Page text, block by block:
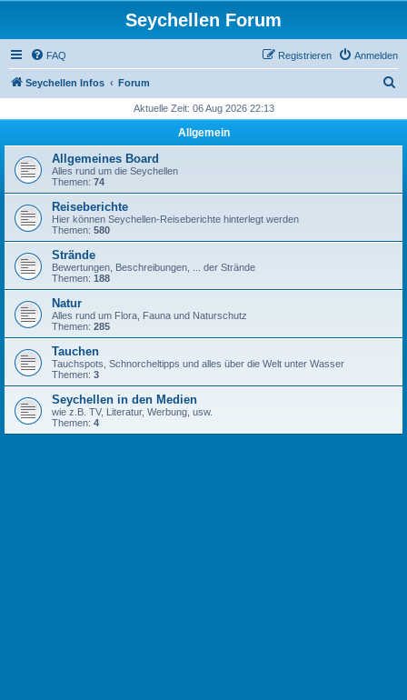
Seychellen Forum
FAQ Anmelden
Registrieren
Seychellen Infos Forum
h
Aktuelle Zeit: 06 Aug 2026 22:13
Allgemein
Allgemeines Board
Alles rund um die Seychellen
Themen: 74
Reiseberichte
Hier können Seychellen-Reiseberichte hinterlegt werden
Themen: 580
Strände
Bewertungen, Beschreibungen, ... der Strände
Themen: 188
Natur
Alles rund um Flora, Fauna und Naturschutz
Themen: 285
Tauchen
Tauchspots, Schnorcheltipps und alles über die Welt unter Wasser
Themen: 3
Seychellen in den Medien
wie z.B. TV, Literatur, Werbung, usw.
Themen: 4